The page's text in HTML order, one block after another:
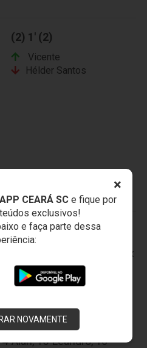
×
CEARÁ SCe fique por
exclusivos!
e faça parte dessa
NOVAMENTE
(2) 1' (2)
Vicente
Hélder Santos
Cametá, 3-Genílson, 4-Max
Corrêa, 7-Walfrido, 8-
Paulinho e 9-Robert.
Alan, 15-Leandro, 16-